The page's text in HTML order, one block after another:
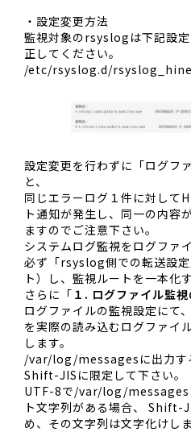
・設定変更方法
監視対象のrsyslogは下記設
正してください。
/etc/rsyslog.d/
設定変更を行わずに「ログフ
と、
同じエラーログ１件に対して
ト通知が発生し、同一の内容
ますのでご注意下さい。
システムログ監視をログファ
必ず「rsyslog側での転送設
ト）し、監視ルートを一本化
さらに「 １. ログファイル監視
ログファイルの監視設定にて
を実際の読み込むログファイ
します。
/var/log/messagesに出力す
Shift-JISに限定して下さい。
UTF-8で/var/log/messages
ト文字列がある場合、 Shift-
め、その文字列は文字化けしま